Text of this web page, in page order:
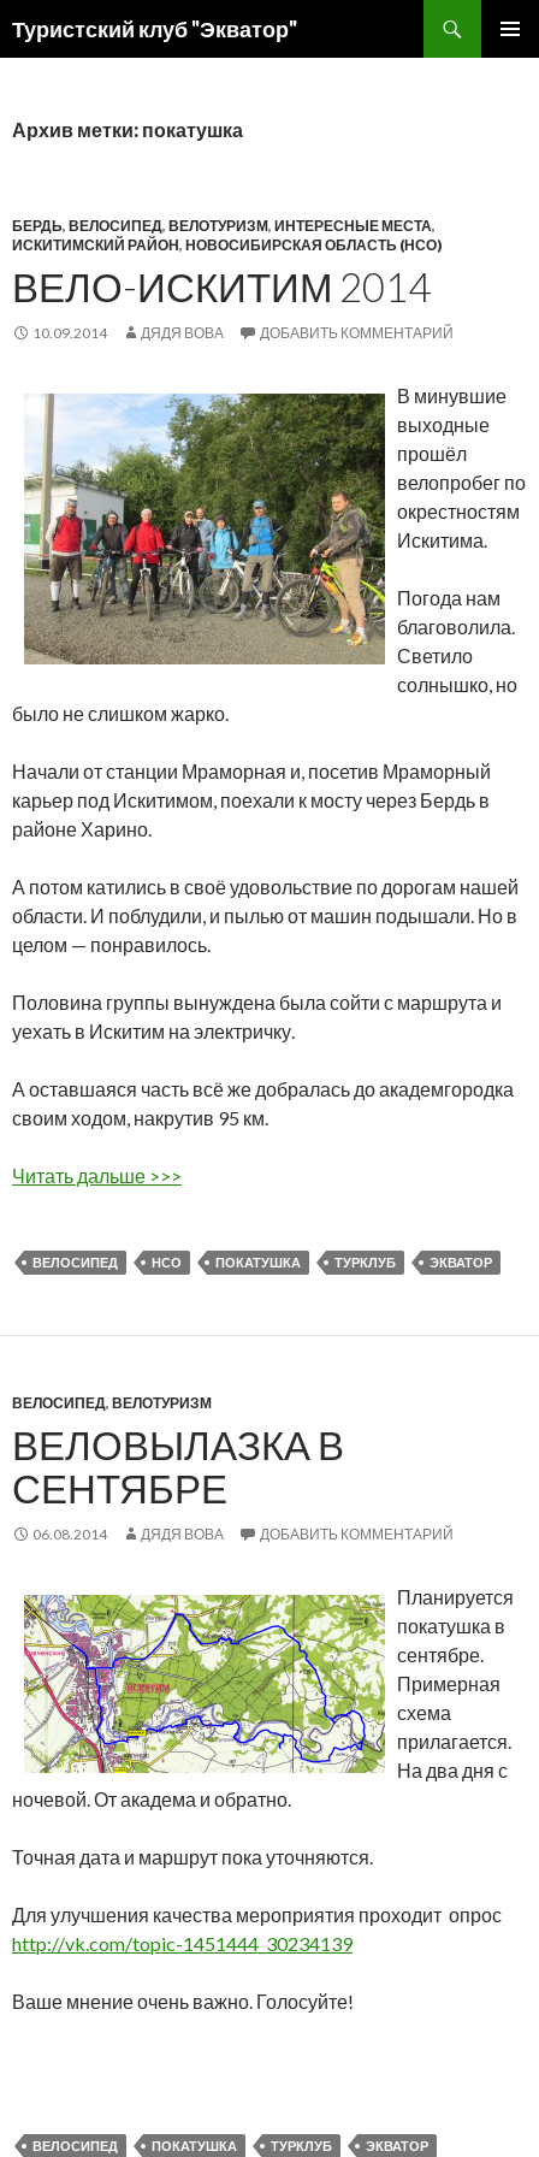
Туристский клуб "Экватор"
Архив метки: покатушка
БЕРДЬ, ВЕЛОСИПЕД, ВЕЛОТУРИЗМ, ИНТЕРЕСНЫЕ МЕСТА,
ИСКИТИМСКИЙ РАЙОН, НОВОСИБИРСКАЯ ОБЛАСТЬ (НСО)
ВЕЛО-ИСКИТИМ 2014
10.09.2014 ДЯДЯ ВОВА ДОБАВИТЬ КОММЕНТАРИЙ
В минувшие
выходные
прошёл
велопробег по
окрестностям
Искитима.
Погода нам
благоволила.
Светило
солнышко, но
было не слишком жарко.
Начали от станции Мраморная и, посетив Мраморный
карьер под Искитимом, поехали к мосту через Бердь в
районе Харино.
А потом катились в своё удовольствие по дорогам нашей
области. И поблудили, и пылью от машин подышали. Но в
целом — понравилось.
Половина группы вынуждена была сойти с маршрута и
уехать в Искитим на электричку.
А оставшаяся часть всё же добралась до академгородка
своим ходом, накрутив 95 км.
Читать дальше >>>
ВЕЛОСИПЕД НСО ПОКАТУШКА ТУРКЛУБ ЭКВАТОР
ВЕЛОСИПЕД, ВЕЛОТУРИЗМ
ВЕЛОВЫЛАЗКА В
СЕНТЯБРЕ
06.08.2014 ДЯДЯ ВОВА ДОБАВИТЬ КОММЕНТАРИЙ
Планируется
покатушка в
сентябре.
Примерная
схема
прилагается.
На два дня с
ночевой. От академа и обратно.
Точная дата и маршрут пока уточняются.
Для улучшения качества мероприятия проходит опрос
http://vk.com/topic-1451444_30234139
Ваше мнение очень важно. Голосуйте!
ВЕЛОСИПЕД ПОКАТУШКА ТУРКЛУБ ЭКВАТОР